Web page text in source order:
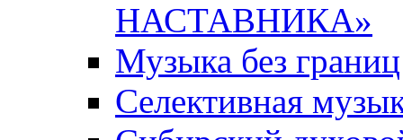
НАСТАВНИКА»
Музыка без границ
Селективная